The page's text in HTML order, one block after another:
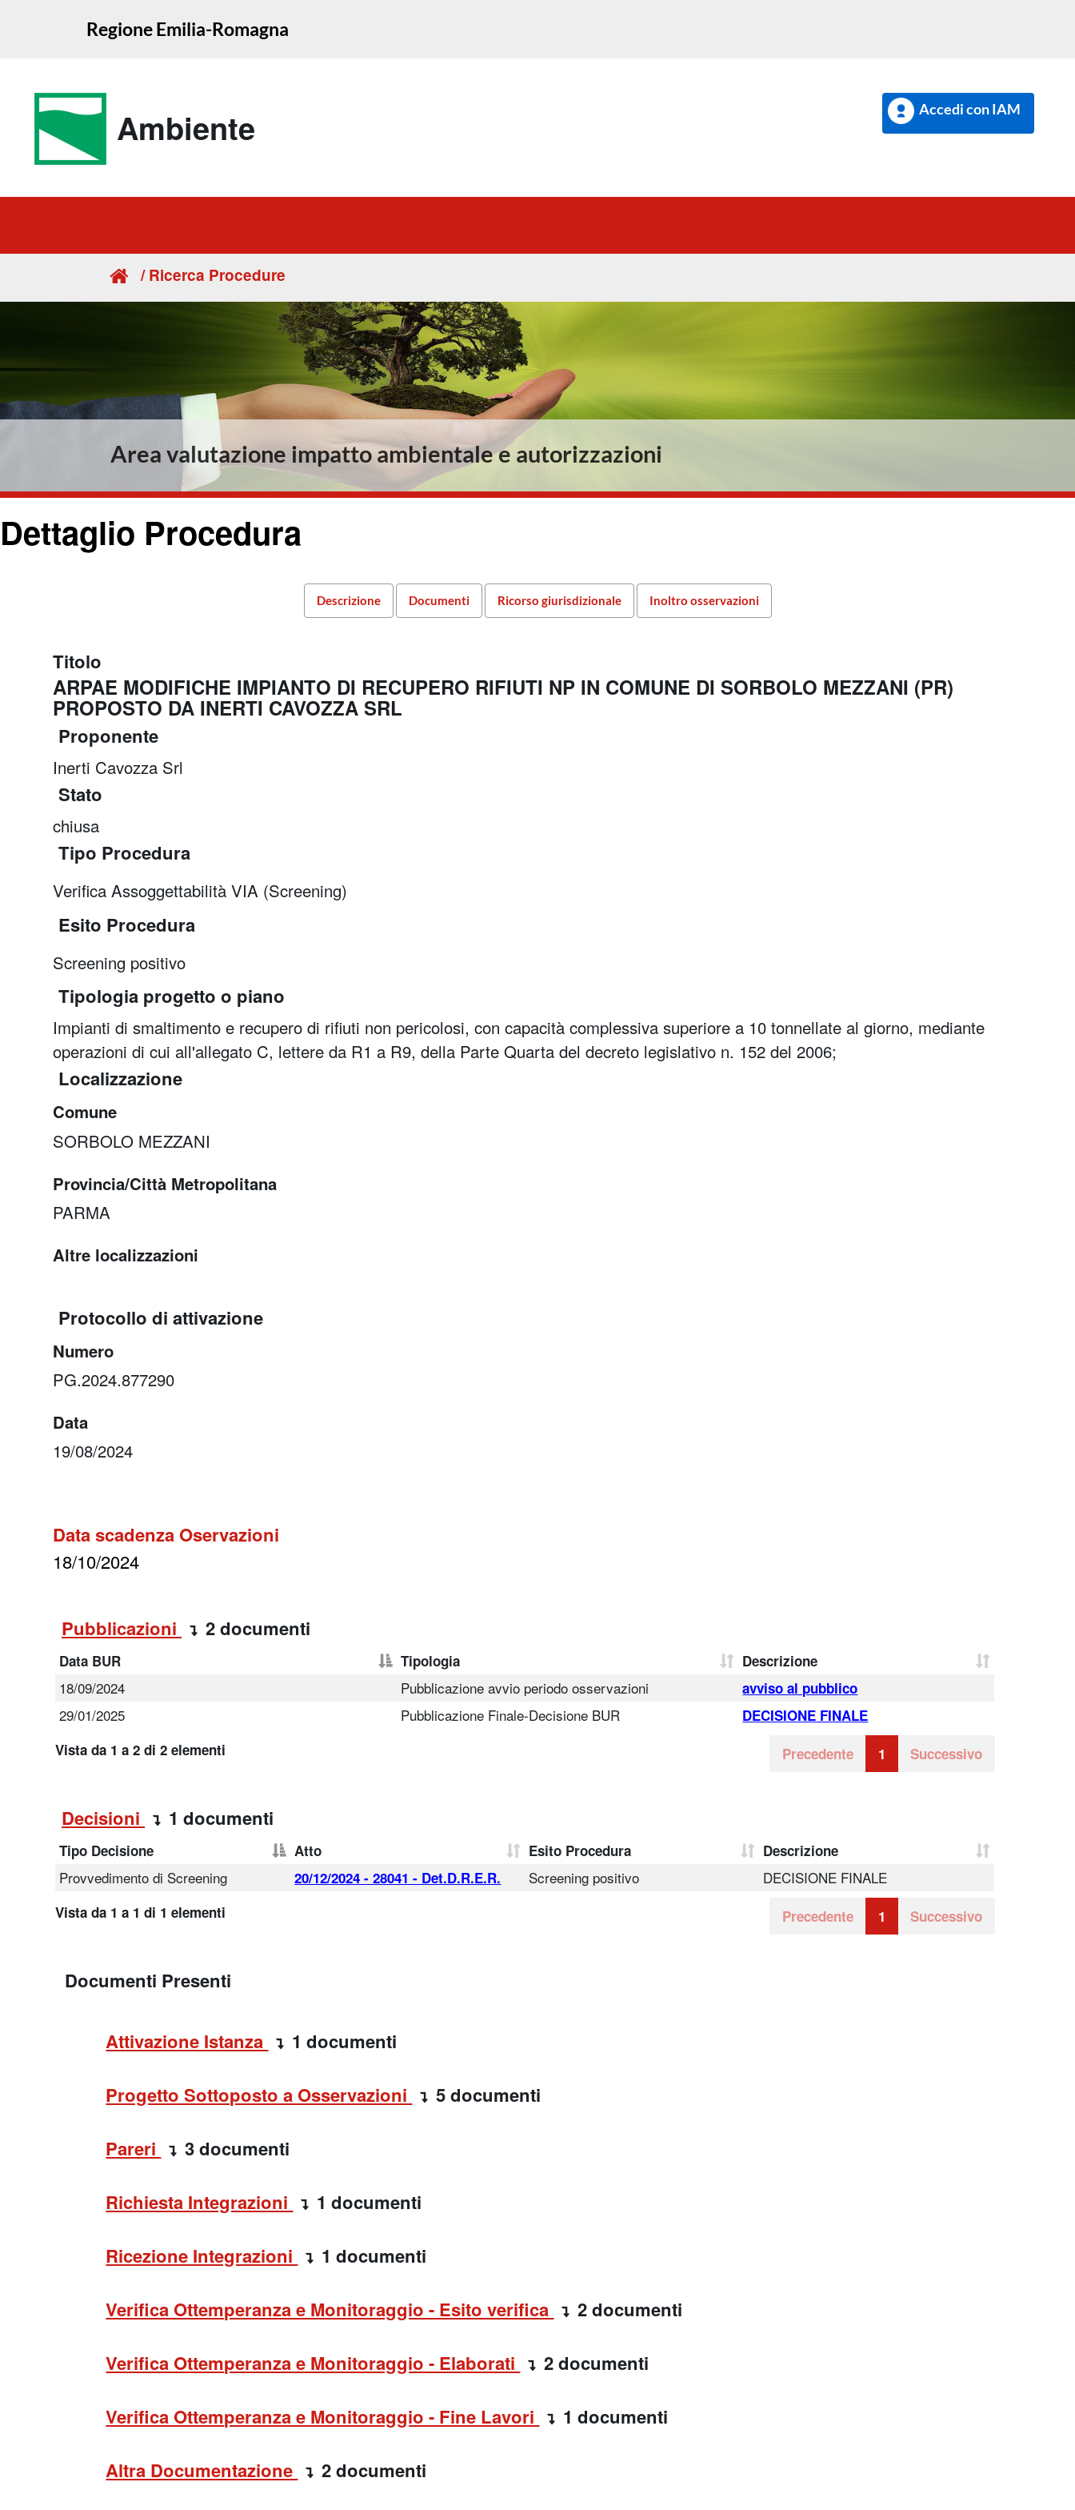
Regione Emilia-Romagna
Ambiente Accedi con IAM
/ Ricerca Procedure
Area valutazione impatto ambientale e autorizzazioni
Dettaglio Procedura
Descrizione Documenti Ricorso giurisdizionale Inoltro osservazioni
Titolo
ARPAE MODIFICHE IMPIANTO DI RECUPERO RIFIUTI NP IN COMUNE DI SORBOLO MEZZANI (PR)
PROPOSTO DA INERTI CAVOZZA SRL
Proponente
Inerti Cavozza Srl
Stato
chiusa
Tipo Procedura
Verifica Assoggettabilità VIA (Screening)
Esito Procedura
Screening positivo
Tipologia progetto o piano
Impianti di smaltimento e recupero di rifiuti non pericolosi, con capacità complessiva superiore a 10 tonnellate al giorno, mediante
operazioni di cui all'allegato C, lettere da R1 a R9, della Parte Quarta del decreto legislativo n. 152 del 2006;
Localizzazione
Comune
SORBOLO MEZZANI
Provincia/Città Metropolitana
PARMA
Altre localizzazioni
Protocollo di attivazione
Numero
PG.2024.877290
Data
19/08/2024
Data scadenza Oservazioni
18/10/2024
Pubblicazioni 2 documenti
Data BUR Tipologia Descrizione
18/09/2024 Pubblicazione avvio periodo osservazioni avviso al pubblico
29/01/2025 Pubblicazione Finale-Decisione BUR
DECISIONE FINALE
Vista da 1 a 2 di 2 elementi
Precedente 1 Successivo
Decisioni 1 documenti
Tipo Decisione Atto Esito Procedura Descrizione
Provvedimento di Screening 20/12/2024 - 28041 - Det.D.R.E.R. Screening positivo DECISIONE FINALE
Vista da 1 a 1 di 1 elementi Precedente 1 Successivo
Documenti Presenti
Attivazione Istanza 1 documenti
Progetto Sottoposto a Osservazioni 5 documenti
Pareri 3 documenti
Richiesta Integrazioni 1 documenti
Ricezione Integrazioni 1 documenti
Verifica Ottemperanza e Monitoraggio - Esito verifica 2 documenti
Verifica Ottemperanza e Monitoraggio - Elaborati 2 documenti
Verifica Ottemperanza e Monitoraggio - Fine Lavori 1 documenti
Altra Documentazione 2 documenti